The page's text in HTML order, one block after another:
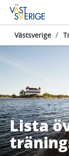
Västsverige /
Lista